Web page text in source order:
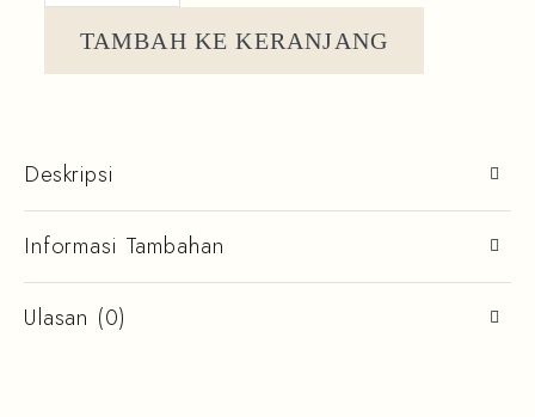
TAMBAH KE KERANJANG
Deskripsi
Informasi Tambahan
Ulasan (0)